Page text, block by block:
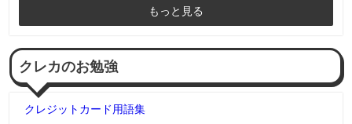
もっと見る
クレカのお勉強
クレジットカード用語集